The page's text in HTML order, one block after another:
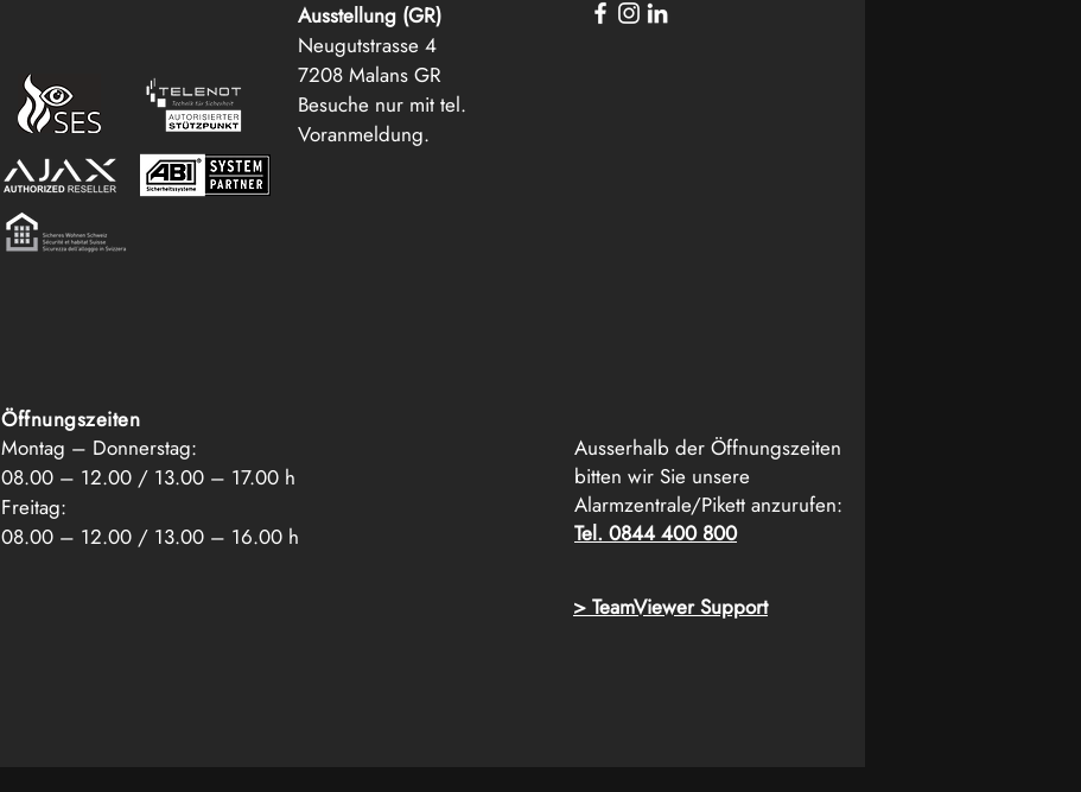
Ausstellung (GR)
Neugutstrasse 4
7208 Malans GR
Besuche nur mit tel.
Voranmeldung.
Öffnungszeiten
Montag – Donnerstag:
08.00 – 12.00 / 13.00 – 17.00 h
Freitag:
08.00 – 12.00 / 13.00 – 16.00 h
Ausserhalb der Öffnungszeiten
bitten wir Sie unsere
Alarmzentrale/Pikett anzurufen:
Tel. 0844 400 800
> TeamViewer Support